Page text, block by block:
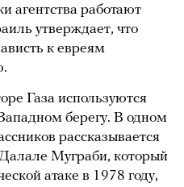
агентства работают
утверждает, что
к евреям
Газа используются
берегу. В одном
рассказывается
Муграби, который
атаке в 1978 году,